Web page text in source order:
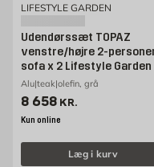
LIFESTYLE GARDEN
Udendørssæt TOPAZ
venstre/højre 2-
sofa x 2 Lifestyle Garden
Alu|teak|olefin, grå
Pris 8658 kr. /stk
8 658 KR.
Kun online
Læg i kurv